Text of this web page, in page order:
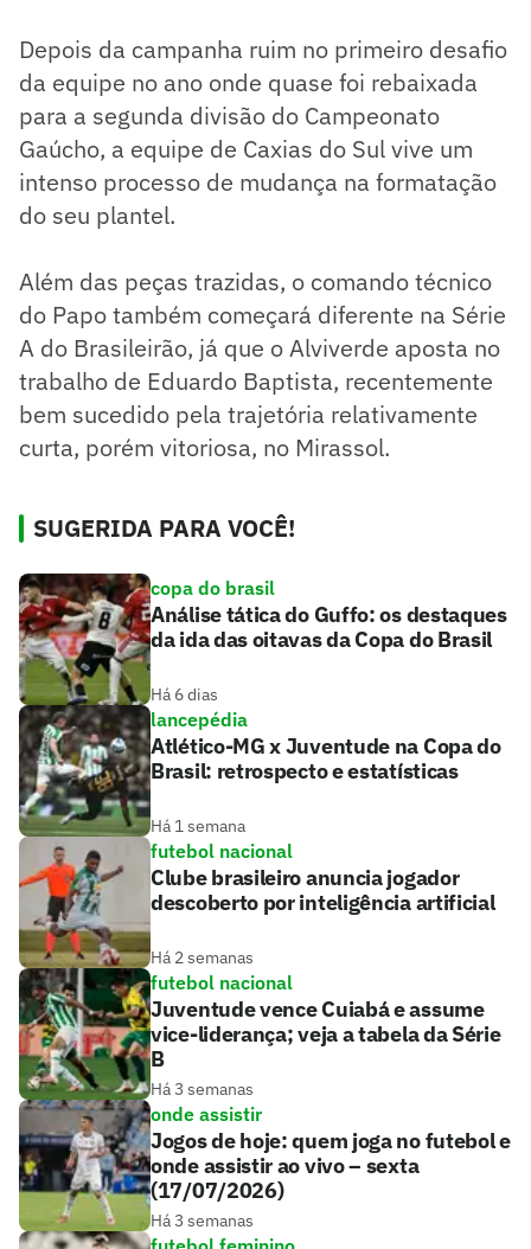
Depois da campanha ruim no primeiro desafio
da equipe no ano onde quase foi rebaixada
para a segunda divisão do Campeonato
Gaúcho, a equipe de Caxias do Sul vive um
intenso processo de mudança na formatação
do seu plantel.
Além das peças trazidas, o comando técnico
do Papo também começará diferente na Série
A do Brasileirão, já que o Alviverde aposta no
trabalho de Eduardo Baptista, recentemente
bem sucedido pela trajetória relativamente
curta, porém vitoriosa, no Mirassol.
SUGERIDA PARA VOCÊ!
copa do brasil
Análise tática do Guffo: os destaques
da ida das oitavas da Copa do Brasil
Há 6 dias
lancepédia
Atlético-MG x Juventude na Copa do
Brasil: retrospecto e estatísticas
Há 1 semana
futebol nacional
Clube brasileiro anuncia jogador
descoberto por inteligência artificial
Há 2 semanas
futebol nacional
Juventude vence Cuiabá e assume
vice-liderança; veja a tabela da Série
B
Há 3 semanas
onde assistir
Jogos de hoje: quem joga no futebol e
onde assistir ao vivo – sexta
(17/07/2026)
Há 3 semanas